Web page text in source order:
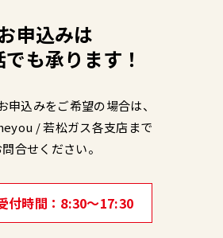
申込みは
も承ります！
申込みをご希望の場合は、
/ 若松ガス各支店まで
問合せください。
付時間 8:30～17:30